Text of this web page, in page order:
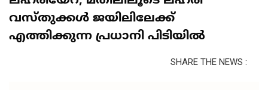
വസ്തുക്കൾ ജയിലിലേക്ക്
എത്തിക്കുന്ന പ്രധാനി പിടിയിൽ
SHARE THE NEWS :